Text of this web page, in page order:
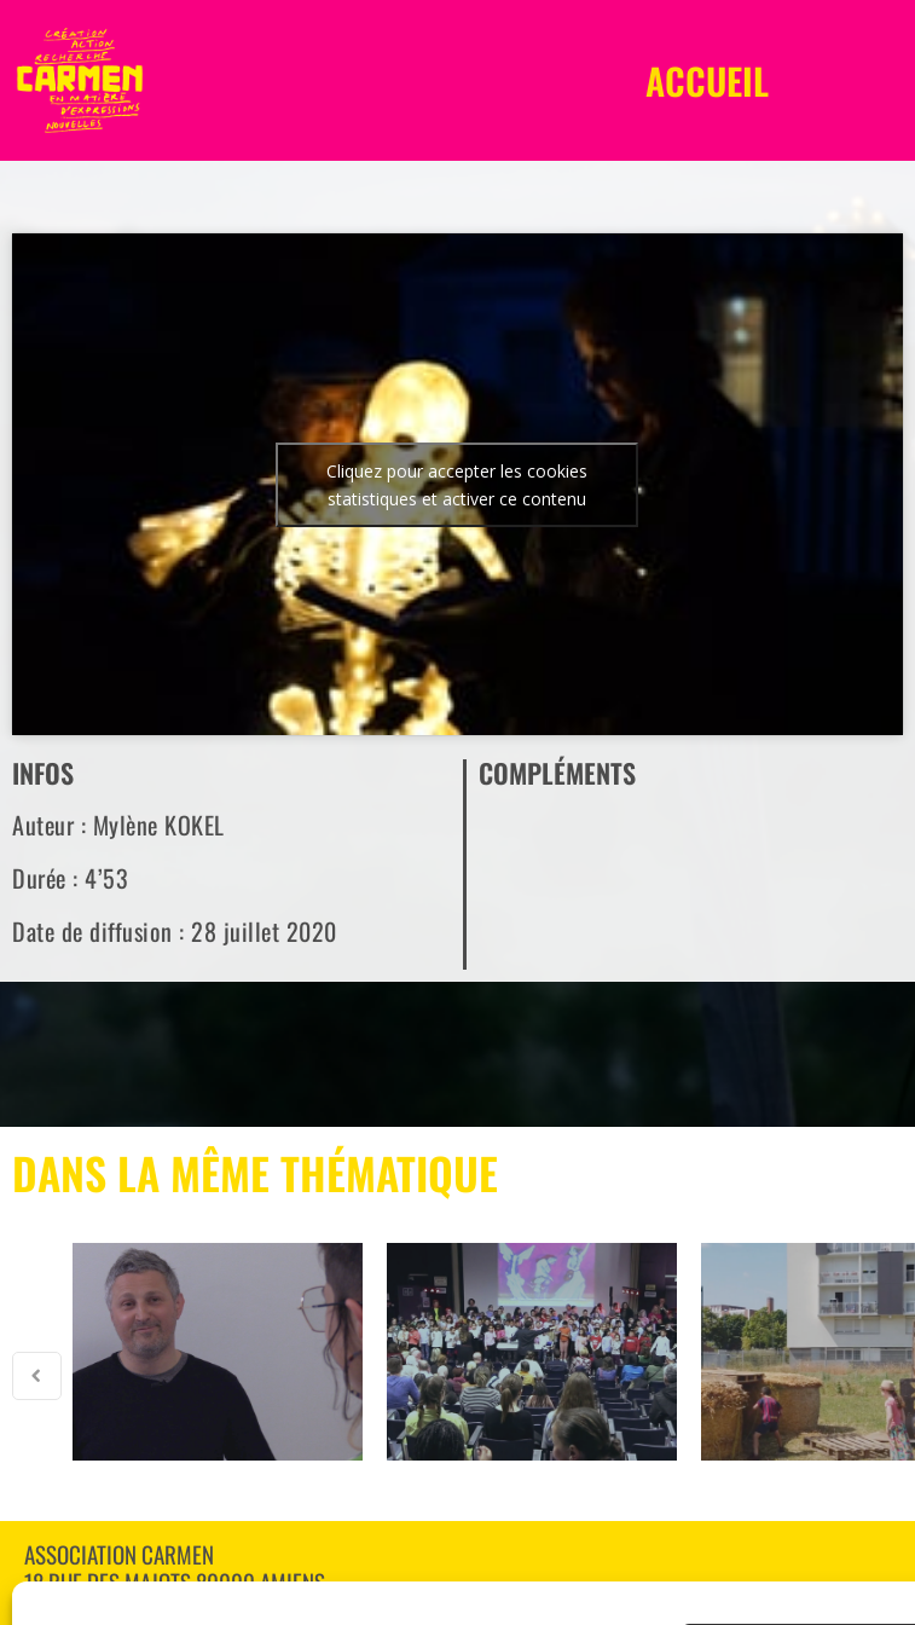
ACCUEIL
Cliquez pour accepter les cookies
statistiques et activer ce contenu
INFOS
Auteur : Mylène KOKEL
Durée : 4’53
Date de diffusion : 28 juillet 2020
COMPLÉMENTS
DANS LA MÊME THÉMATIQUE
ASSOCIATION CARMEN
18 RUE DES MAJOTS 80000 AMIENS